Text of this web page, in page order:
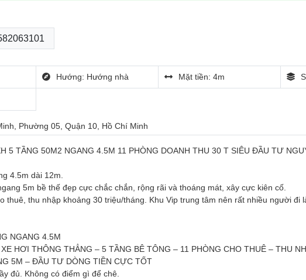
Hướng: Hướng nhà Mặt tiền: 4m
Phường 05, Quận 10, Hồ Chí Minh
5 TẦNG 50M2 NGANG 4.5M 11 PHÒNG DOANH THU 30 T SIÊU ĐẦU TƯ
4.5m dài 12m.
5m bề thế đẹp cực chắc chắn, rộng rãi và thoáng mát, xây cực kiên cố.
thuê, thu nhập khoảng 30 triệu/tháng. Khu Vip trung tâm nên rất nhiều người đi
NGANG 4.5M
HƠI THÔNG THẲNG – 5 TẦNG BÊ TÔNG – 11 PHÒNG CHO THUÊ – THU
5M – ĐẦU TƯ DÒNG TIỀN CỰC TỐT
đủ. Không có điểm gì để chê.